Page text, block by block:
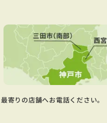
寄りの店舗へお電話ください。